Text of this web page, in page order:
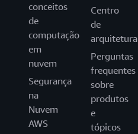
conceitos
de
computação
em
nuvem
Segurança
na
Nuvem
AWS
Centro
de
arquitetura
Perguntas
frequentes
sobre
produtos
e
tópicos